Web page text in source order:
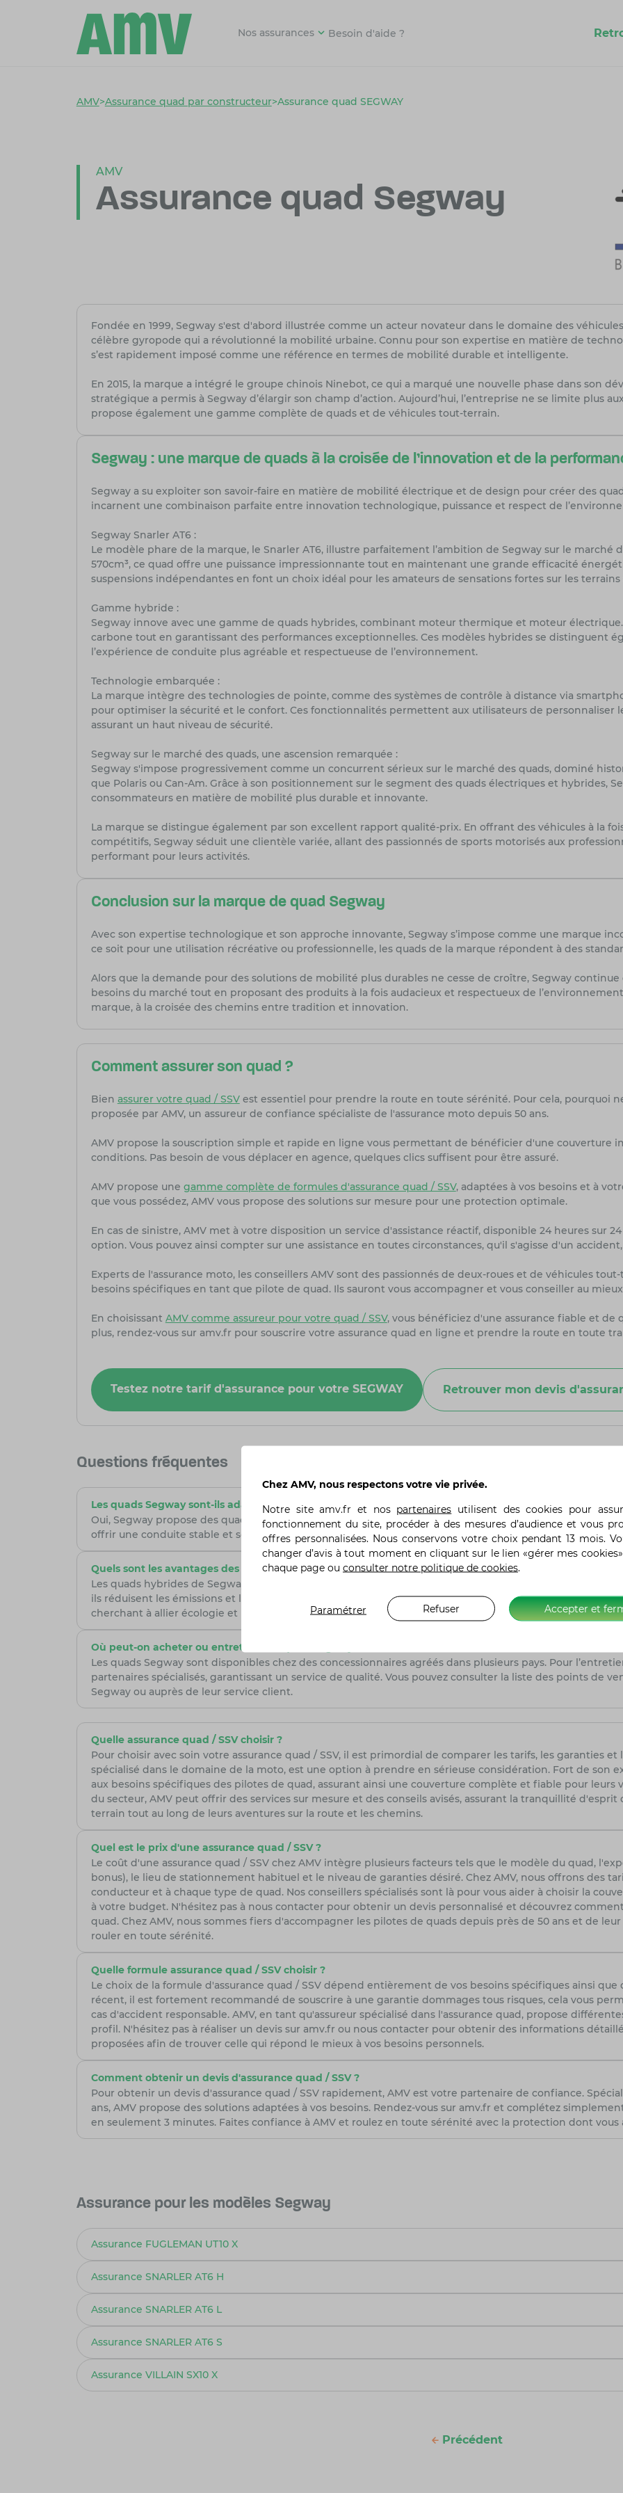
Nos assurances Besoin d'aide ?
AMV>Assurance quad par constructeur>Assurance quad SEGWAY
AMV
Assurance quad Segway
Fondée en 1999, Segway s'est d'abord illustrée comme un acteur novateur dans le domaine des
célèbre gyropode qui a révolutionné la mobilité urbaine. Connu pour son expertise en matière de
s’est rapidement imposé comme une référence en termes de mobilité durable et intelligente.
En 2015, la marque a intégré le groupe chinois Ninebot, ce qui a marqué une nouvelle phase dans son
stratégique a permis à Segway d’élargir son champ d’action. Aujourd’hui, l’entreprise ne se limite plus
propose également une gamme complète de quads et de véhicules tout-terrain.
Segway : une marque de quads à la croisée de l'innovation et de la
Segway a su exploiter son savoir-faire en matière de mobilité électrique et de design pour créer des
incarnent une combinaison parfaite entre innovation technologique, puissance et respect de
Segway Snarler AT6 :
Le modèle phare de la marque, le Snarler AT6, illustre parfaitement l’ambition de Segway sur le marché
570cm³, ce quad offre une puissance impressionnante tout en maintenant une grande efficacité
suspensions indépendantes en font un choix idéal pour les amateurs de sensations fortes sur les terrains
Gamme hybride :
Segway innove avec une gamme de quads hybrides, combinant moteur thermique et moteur
carbone tout en garantissant des performances exceptionnelles. Ces modèles hybrides se distinguent
l’expérience de conduite plus agréable et respectueuse de l’environnement.
Technologie embarquée :
La marque intègre des technologies de pointe, comme des systèmes de contrôle à distance via
pour optimiser la sécurité et le confort. Ces fonctionnalités permettent aux utilisateurs de personnaliser
assurant un haut niveau de sécurité.
Segway sur le marché des quads, une ascension remarquée :
Segway s'impose progressivement comme un concurrent sérieux sur le marché des quads, dominé
que Polaris ou Can-Am. Grâce à son positionnement sur le segment des quads électriques et hybrides,
consommateurs en matière de mobilité plus durable et innovante.
La marque se distingue également par son excellent rapport qualité-prix. En offrant des véhicules à la
compétitifs, Segway séduit une clientèle variée, allant des passionnés de sports motorisés aux
performant pour leurs activités.
Conclusion sur la marque de quad Segway
Avec son expertise technologique et son approche innovante, Segway s’impose comme une marque
ce soit pour une utilisation récréative ou professionnelle, les quads de la marque répondent à des
Alors que la demande pour des solutions de mobilité plus durables ne cesse de croître, Segway
besoins du marché tout en proposant des produits à la fois audacieux et respectueux de
marque, à la croisée des chemins entre tradition et innovation.
Comment assurer son quad ?
Bien assurer votre quad / SSVest essentiel pour prendre la route en toute sérénité. Pour cela, pourquoi
proposée par AMV, un assureur de confiance spécialiste de l'assurance moto depuis 50 ans.
AMV propose la souscription simple et rapide en ligne vous permettant de bénéficier d'une couverture
conditions. Pas besoin de vous déplacer en agence, quelques clics suffisent pour être assuré.
AMV propose une gamme complète de formules d'assurance quad / SSV, adaptées à vos besoins et à
que vous possédez, AMV vous propose des solutions sur mesure pour une protection optimale.
En cas de sinistre, AMV met à votre disposition un service d'assistance réactif, disponible 24 heures sur
option. Vous pouvez ainsi compter sur une assistance en toutes circonstances, qu'il s'agisse d'un
Experts de l'assurance moto, les conseillers AMV sont des passionnés de deux-roues et de véhicules
besoins spécifiques en tant que pilote de quad. Ils sauront vous accompagner et vous conseiller au
En choisissant AMV comme assureur pour votre quad / SSV, vous bénéficiez d'une assurance fiable et
plus, rendez-vous sur amv.fr pour souscrire votre assurance quad en ligne et prendre la route en toute
Testez notre tarif d'assurance pour votre SEGWAY Retrouver mon devis
Questions fréquentes
Les quads Segway sont-ils adaptés aux débutants ?
Oui, Segway propose des quads adaptés à tous les niveaux, des débutants aux utilisateurs
offrir une conduite stable et sécurisée, avec des modes de puissance ajustables et des fonctionnalités
Quels sont les avantages des quads hybrides de Segway ?
Les quads hybrides de Segway offrent une combinaison unique de performance et de respect de
ils réduisent les émissions et le bruit, tout en maintenant une autonomie prolongée grâce au moteur
cherchant à allier écologie et puissance.
Où peut-on acheter ou entretenir un quad Segway ?
Les quads Segway sont disponibles chez des concessionnaires agréés dans plusieurs pays. Pour
partenaires spécialisés, garantissant un service de qualité. Vous pouvez consulter la liste des points de
Segway ou auprès de leur service client.
Quelle assurance quad / SSV choisir ?
Pour choisir avec soin votre assurance quad / SSV, il est primordial de comparer les tarifs, les garanties et
spécialisé dans le domaine de la moto, est une option à prendre en sérieuse considération. Fort de son
aux besoins spécifiques des pilotes de quad, assurant ainsi une couverture complète et fiable pour leurs
du secteur, AMV peut offrir des services sur mesure et des conseils avisés, assurant la tranquillité
terrain tout au long de leurs aventures sur la route et les chemins.
Quel est le prix d'une assurance quad / SSV ?
Le coût d'une assurance quad / SSV chez AMV intègre plusieurs facteurs tels que le modèle du quad,
bonus), le lieu de stationnement habituel et le niveau de garanties désiré. Chez AMV, nous offrons des
conducteur et à chaque type de quad. Nos conseillers spécialisés sont là pour vous aider à choisir la
à votre budget. N'hésitez pas à nous contacter pour obtenir un devis personnalisé et découvrez
quad. Chez AMV, nous sommes fiers d'accompagner les pilotes de quads depuis près de 50 ans et de
rouler en toute sérénité.
Quelle formule assurance quad / SSV choisir ?
Le choix de la formule d'assurance quad / SSV dépend entièrement de vos besoins spécifiques ainsi
récent, il est fortement recommandé de souscrire à une garantie dommages tous risques, cela vous
cas d'accident responsable. AMV, en tant qu'assureur spécialisé dans l'assurance quad, propose
profil. N'hésitez pas à réaliser un devis sur amv.fr ou nous contacter pour obtenir des informations
proposées afin de trouver celle qui répond le mieux à vos besoins personnels.
Comment obtenir un devis d'assurance quad / SSV ?
Pour obtenir un devis d'assurance quad / SSV rapidement, AMV est votre partenaire de confiance.
ans, AMV propose des solutions adaptées à vos besoins. Rendez-vous sur amv.fr et complétez
en seulement 3 minutes. Faites confiance à AMV et roulez en toute sérénité avec la protection dont vous
Assurance pour les modèles Segway
Assurance FUGLEMAN UT10 X
Assurance SNARLER AT6 H
Assurance SNARLER AT6 L
Assurance SNARLER AT6 S
Assurance VILLAIN SX10 X
Précédent
Chez AMV, nous respectons votre vie privée.
Notre siteamv.fr et nos partenaires utilisent des cookies pour
fonctionnement du site, procéder à des mesures d’audience et vous
offres personnalisées. Nous conservons votre choix pendant 13 mois.
changer d’avis à tout moment en cliquant sur le lien «gérer mes
chaque page ou consulter notre politique de cookies.
Accepter et
Refuser
Paramétrer